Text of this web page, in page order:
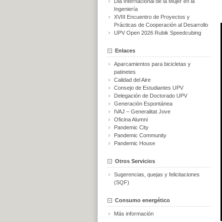
Ingeniería
XVIII Encuentro de Proyectos y
Prácticas de Cooperación al Desarrollo
UPV Open 2026 Rubik Speedcubing
Enlaces
Aparcamientos para bicicletas y
patinetes
Calidad del Aire
Consejo de Estudiantes UPV
Delegación de Doctorado UPV
Generación Espontánea
IVAJ – Generalitat Jove
Oficina Alumni
Pandemic City
Pandemic Community
Pandemic House
Otros Servicios
Sugerencias, quejas y felicitaciones
(SQF)
Consumo energético
Más información